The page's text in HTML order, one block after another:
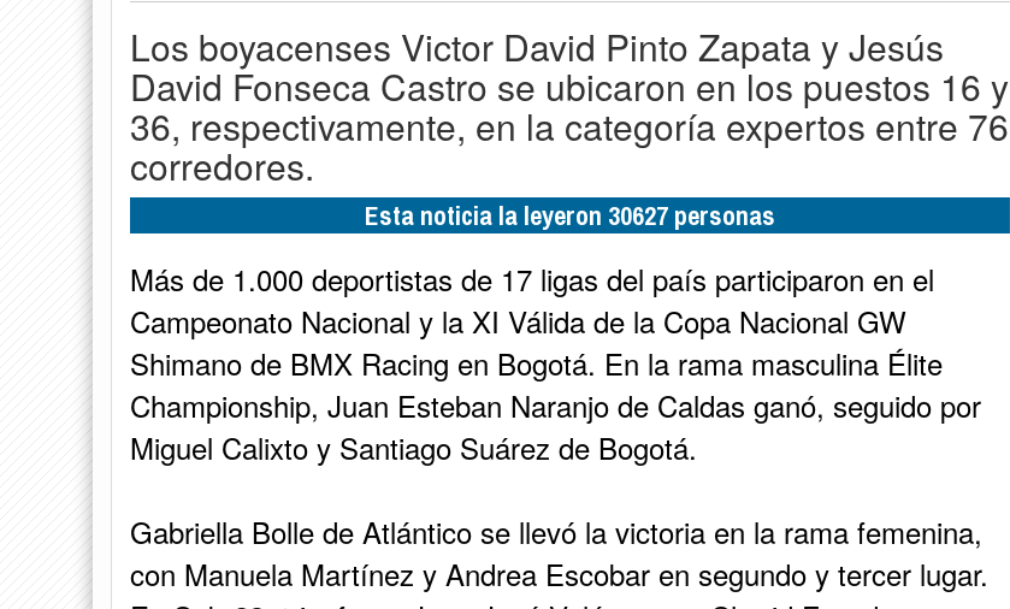
Los boyacenses Victor David Pinto Zapata y Jesús
David Fonseca Castro se ubicaron en los puestos 16 y
36, respectivamente, en la categoría expertos entre 76
corredores.
Esta noticia la leyeron 30627 personas
Más de 1.000 deportistas de 17 ligas del país participaron en el
Campeonato Nacional y la XI Válida de la Copa Nacional GW
Shimano de BMX Racing en Bogotá. En la rama masculina Élite
Championship, Juan Esteban Naranjo de Caldas ganó, seguido por
Miguel Calixto y Santiago Suárez de Bogotá.
Gabriella Bolle de Atlántico se llevó la victoria en la rama femenina,
con Manuela Martínez y Andrea Escobar en segundo y tercer lugar.